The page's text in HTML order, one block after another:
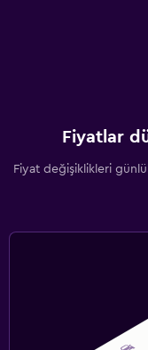
Fiyatlar
Fiyat değişiklikleri